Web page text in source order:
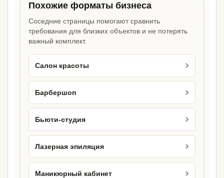
Похожие форматы бизнеса
Соседние страницы помогают сравнить
требования для близких объектов и не потерять
важный комплект.
Салон красоты
Барбершоп
Бьюти-студия
Лазерная эпиляция
Маникюрный кабинет